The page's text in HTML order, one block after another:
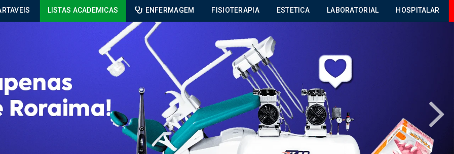
LISTAS ACADEMICAS ENFERMAGEM FISIOTERAPIA ESTETICA LABORATORIAL HOSPITALAR